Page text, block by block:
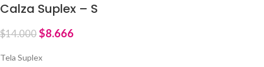
Calza Suplex – S
$14.000 $8.666
Tela Suplex